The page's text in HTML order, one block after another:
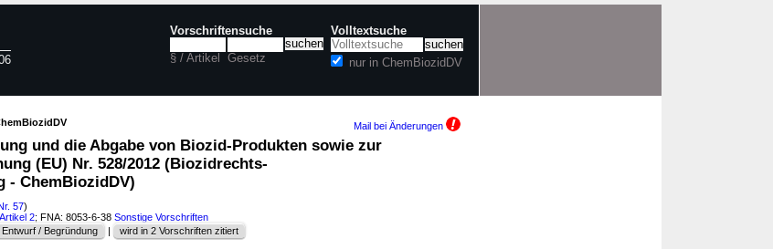
Vorschriftensuche
§ / Artikel Gesetz
Volltextsuche
nur in ChemBiozidDV
Mail bei Änderungen
und die Abgabe von Biozid-Produkten sowie zur
(EU) Nr. 528/2012 (Biozidrechts-
- ChemBiozidDV)
57)
Artikel 2; FNA: 8053-6-38 Sonstige Vorschriften
/ Begründung | wird in 2 Vorschriften zitiert